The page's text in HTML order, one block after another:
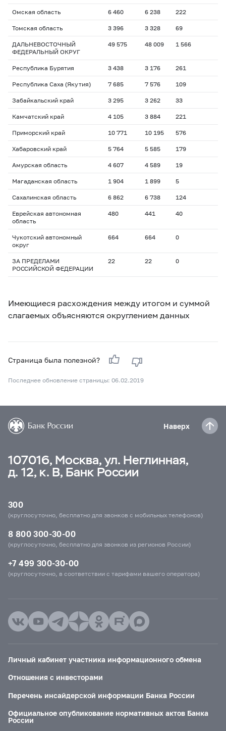
Омская область 6 460 6 238 222
Томская область 3 396 3 328 69
ДАЛЬНЕВОСТОЧНЫЙ
ФЕДЕРАЛЬНЫЙ ОКРУГ
49 575 48 009 1 566
Республика Бурятия 3 438 3 176 261
Республика Саха (Якутия) 7 685 7 576 109
Забайкальский край 3 295 3 262 33
Камчатский край 4 105 3 884 221
Приморский край 10 771 10 195 576
Хабаровский край 5 764 5 585 179
Амурская область 4 607 4 589 19
Магаданская область 1 904 1 899 5
Сахалинская область 6 862 6 738 124
Еврейская автономная
область
480 441 40
Чукотский автономный
округ
664 664 0
ЗА ПРЕДЕЛАМИ
РОССИЙСКОЙ ФЕДЕРАЦИИ
22 22 0
Имеющиеся расхождения между итогом и суммой
слагаемых объясняются округлением данных
Страница была полезной?
Последнее обновление страницы: 06.02.2019
Наверх
107016, Москва, ул. Неглинная,
д. 12, к. В, Банк России
300
(круглосуточно, бесплатно для звонков с мобильных телефонов)
8 800 300-30-00
(круглосуточно, бесплатно для звонков из регионов России)
+7 499 300-30-00
(круглосуточно, в соответствии с тарифами вашего оператора)
Личный кабинет участника информационного обмена
Отношения с инвесторами
Перечень инсайдерской информации Банка России
Официальное опубликование нормативных актов Банка
России